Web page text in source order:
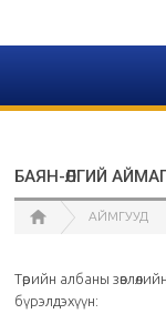
БАЯН-ӨЛГИЙ
АЙМГУУД
Төрийн албаны
бүрэлдэхүүн: